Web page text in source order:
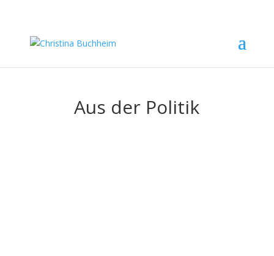
Aus der Politik